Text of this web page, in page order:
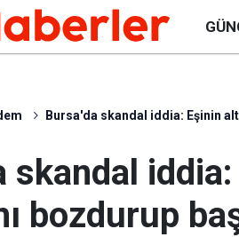
Bursa'da skandal iddia: Eşinin
skandal
bozdurup